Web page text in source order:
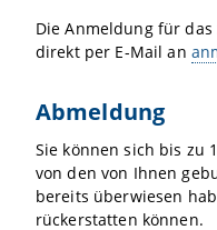
Die Anmeldung für
direkt per E-Mail an
Abmeldung
Sie können sich bis zu
von den von Ihnen
bereits überwiesen
rückerstatten können.